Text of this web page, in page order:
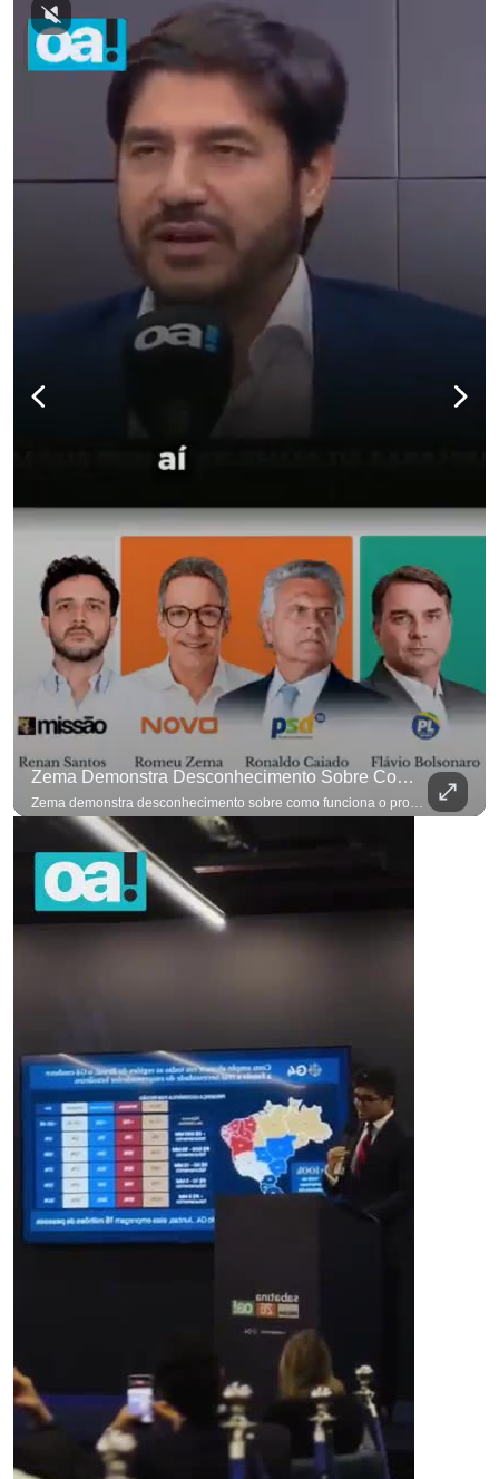
para não perder nenhuma atualização! Ouça O Antagonista nos principais
Zema Demonstra Desconhecimento Sobre Como Funciona O Processo De Mudança Das Leis. #OAntagonista
Zema demonstra desconhecimento sobre como funciona o processo de mudança das leis. #OAntagonista Se você busca informação com credibilidade, inscreva-se agora e ative o